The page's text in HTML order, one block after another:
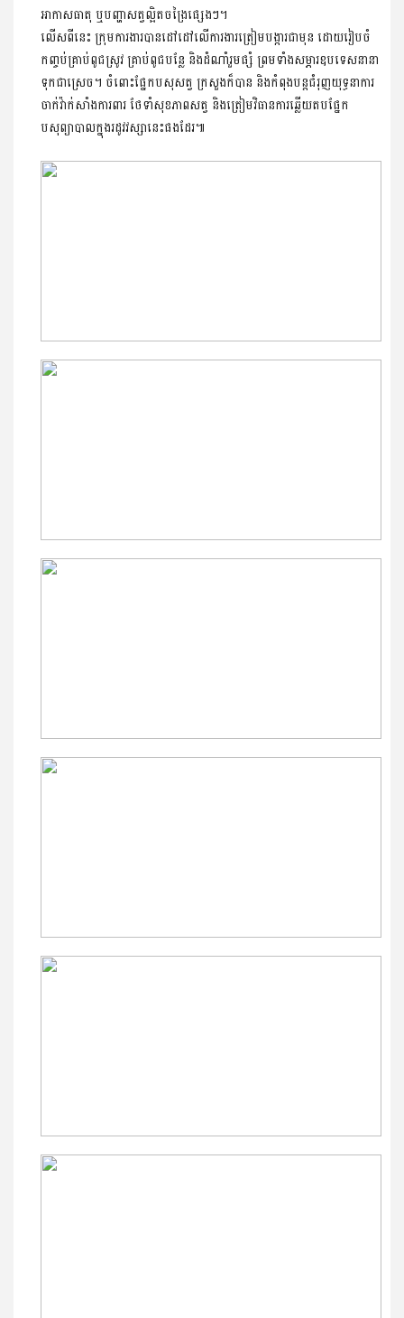
អាកាសធាតុ ឬបញ្ហាសត្វល្អិតចង្រៃផ្សេងៗ។
លើសពីនេះ ក្រុមការងារបានដៅដៅលើការងារត្រៀមបង្ការជាមុន ដោយរៀបចំ
កញ្ចប់គ្រាប់ពូជស្រូវ គ្រាប់ពូជបន្លែ និងដំណាំរួមផ្សំ ព្រមទាំងសម្ភារឧបទេសនានា
ទុកជាស្រេច។ ចំពោះផ្នែកបសុសត្វ ក្រសួងក៏បាន និងកំពុងបន្តជំរុញយុទ្ធនាការ
ចាក់វ៉ាក់សាំងការពារ ថែទាំសុខភាពសត្វ និងត្រៀមវិធានការឆ្លើយតបផ្នែក
បសុព្យាបាលក្នុងរដូវវស្សានេះផងដែរ៕